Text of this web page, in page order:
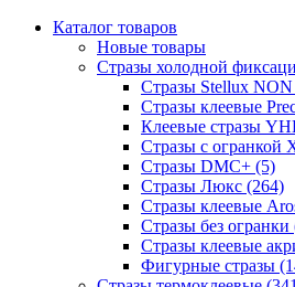
Каталог товаров
Новые товары
Стразы холодной
Стразы Stellux
Стразы клеевые
Клеевые стразы
Стразы с огранкой
Стразы DMC+ (5)
Стразы Люкс (264)
Стразы клеевые
Стразы без огранки
Стразы клеевые
Фигурные стразы